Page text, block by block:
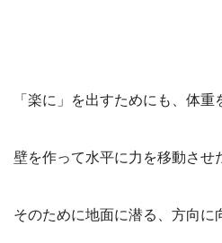
「楽に」を出すためにも、体
壁を作って水平に力を移動させ
そのために地面に潜る、方向